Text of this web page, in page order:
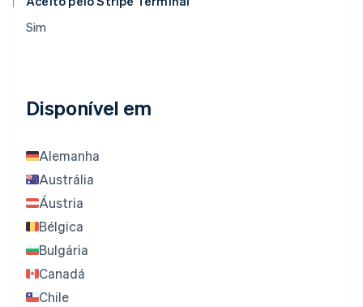
Sim
Disponível em
Alemanha
Austrália
Áustria
Bélgica
Bulgária
Canadá
Chile